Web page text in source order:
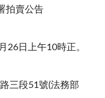
拍賣公告
26日上午10時正。
三段51號(法務部